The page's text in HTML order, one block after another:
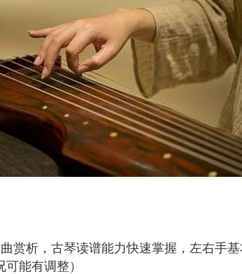
赏析，古琴读谱能力快速掌握，左右手
能有调整）